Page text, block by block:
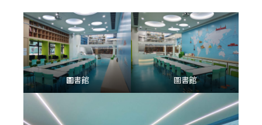
圖書館 圖書館